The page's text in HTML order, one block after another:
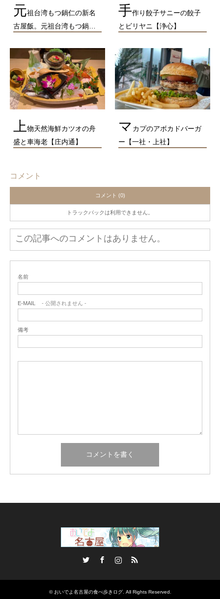
元祖台湾もつ鍋仁の新名
古屋飯。元祖台湾もつ鍋…
手作り餃子サニーの餃子
とビリヤニ【浄心】
上物天然海鮮カツオの舟
盛と車海老【庄内通】
マ カプのアボカドバーガ
ー【一社・上社】
コメント
コメント (0)
トラックバックは利用できません。
この記事へのコメントはありません。
名前
E-MAIL - 公開されません -
備考
RSS
© おいでよ名古屋の食べ歩きログ. All Rights Reserved.